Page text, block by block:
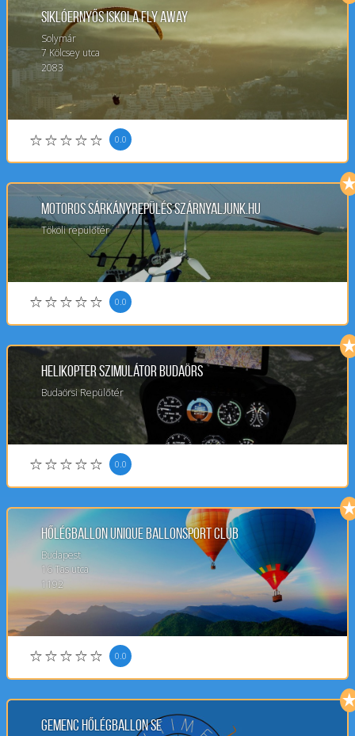
Siklóernyős Iskola Fly Away
Solymár
7 Kölcsey utca
2083
0.0
Motoros Sárkányrepülés Szárnyaljunk.hu
Tököli repülőtér
0.0
Helikopter Szimulátor Budaörs
Budaörsi Repülőtér
0.0
Hőlégballon Unique Ballonsport Club
Budapest
16 Tas utca
1192
0.0
Gemenc Hőlégballon SE